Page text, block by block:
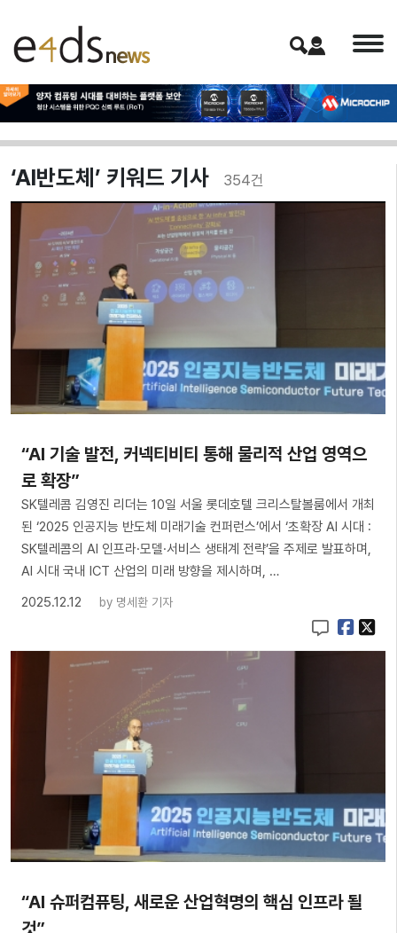
‘AI반도체’ 키워드 기사 354건
“AI 기술 발전, 커넥티비티 통해 물리적 산업 영역으
로 확장”
SK텔레콤 김영진 리더는 10일 서울 롯데호텔 크리스탈볼룸에서 개최
된 ‘2025 인공지능 반도체 미래기술 컨퍼런스’에서 ‘초확장 AI 시대 :
SK텔레콤의 AI 인프라·모델·서비스 생태계 전략’을 주제로 발표하며,
AI 시대 국내 ICT 산업의 미래 방향을 제시하며, …
2025.12.12
by 명세환 기자
“AI 슈퍼컴퓨팅, 새로운 산업혁명의 핵심 인프라 될
것”